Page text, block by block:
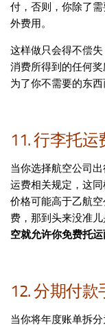
付，否则，你除了
外费用。
这样做只会得不偿
消费所得到的任何
为了你不需要的东
11. 行李托运
当你选择航空公司
运费相关规定，这
价格可能高于乙航
费，那到头来没准
空就允许你免费托
12. 分期付款
当你将年度账单拆